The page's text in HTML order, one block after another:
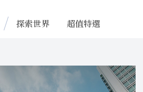
探索世界 超值特選